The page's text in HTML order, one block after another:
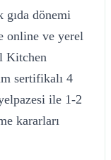
gıda dönemi
online ve yerel
Kitchen
sertifikalı 4
ile 1-2
kararları